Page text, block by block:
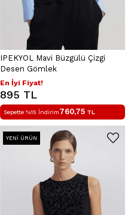
IPEKYOL Mavi Büzgülü Çizgi
Desen Gömlek
En İyi Fiyat!
895 TL
Sepette %15 İndirim760,75 TL
YENI ÜRÜN